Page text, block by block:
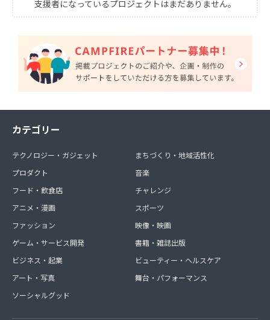
支援者になっているプロジェクトはまだありません。
カテゴリー
テクノロジー・ガジェット
プロダクト
フード・飲食店
アニメ・漫画
ファッション
ゲーム・サービス開発
ビジネス・起業
アート・写真
ソーシャルグッド
まちづくり・地域活性化
音楽
チャレンジ
スポーツ
映像・映画
書籍・雑誌出版
ビューティー・ヘルスケア
舞台・パフォーマンス